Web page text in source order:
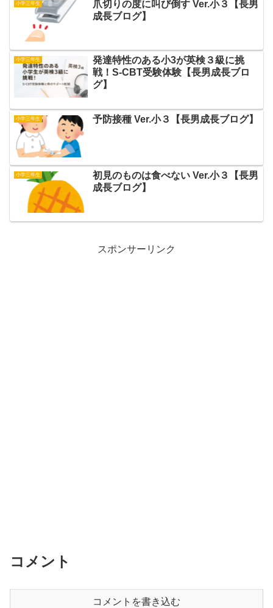
小学三年生
爪切りの度に叫び倒す Ver.小３【長男
成長ブログ】
小学三年生
発達特性のある小3が英検３級に挑
戦！S-CBT受験体験【長男成長ブロ
グ】
小学三年生 予防接種 Ver.小３【長男成長ブログ】
小学三年生
初見のものは食べない Ver.小３【長男
成長ブログ】
スポンサーリンク
コメント
コメントを書き込む